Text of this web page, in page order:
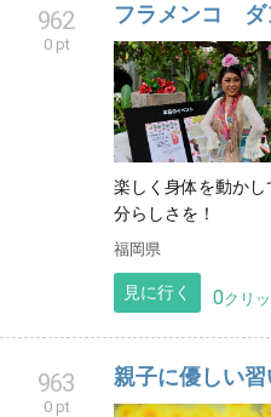
962
0 pt
フラメンコ
楽しく身体を動か
分らしさを！
福岡県
見に行く 0クリ
963
0 pt
親子に優しい習